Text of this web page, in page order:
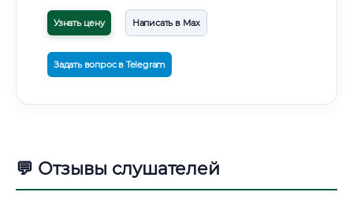
Узнать цену Написать в Max
Задать вопрос в Telegram
💬 Отзывы слушателей